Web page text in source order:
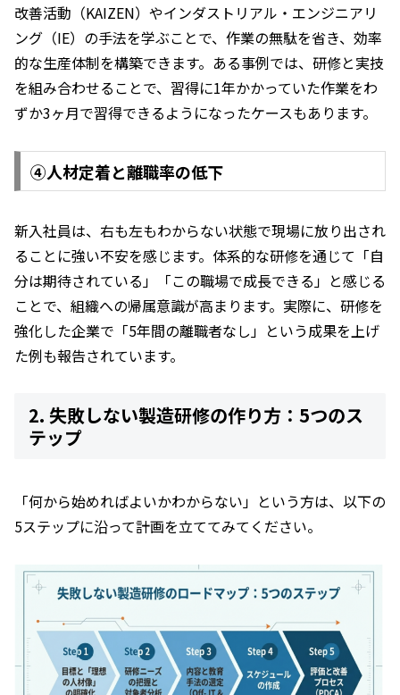
改善活動（KAIZEN）やインダストリアル・エンジニアリ
ング（IE）の手法を学ぶことで、作業の無駄を省き、効率
的な生産体制を構築できます。ある事例では、研修と実技
を組み合わせることで、習得に1年かかっていた作業をわ
ずか3ヶ月で習得できるようになったケースもあります。
④人材定着と離職率の低下
新入社員は、右も左もわからない状態で現場に放り出され
ることに強い不安を感じます。体系的な研修を通じて「自
分は期待されている」「この職場で成長できる」と感じる
ことで、組織への帰属意識が高まります。実際に、研修を
強化した企業で「5年間の離職者なし」という成果を上げ
た例も報告されています。
2. 失敗しない製造研修の作り方：5つのス
テップ
「何から始めればよいかわからない」という方は、以下の
5ステップに沿って計画を立ててみてください。